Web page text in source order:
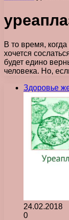
В то время,
хочется
будет едино
человека. Но,
Здоровье
24.02.2018
0